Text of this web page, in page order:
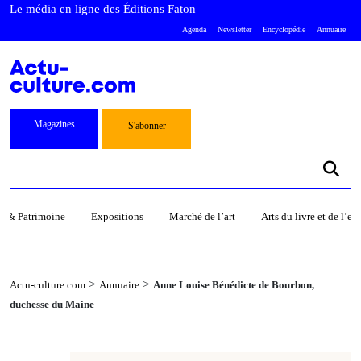
Le média en ligne des Éditions Faton
Agenda Newsletter Encyclopédie Annuaire
Magazines S'abonner
& Patrimoine Expositions Marché de l’art Arts du livre et de
Actu-culture.com > Annuaire > Anne Louise Bénédicte de Bourbon,
duchesse du Maine